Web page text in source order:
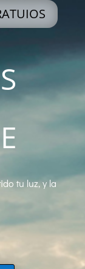
tu luz, y la